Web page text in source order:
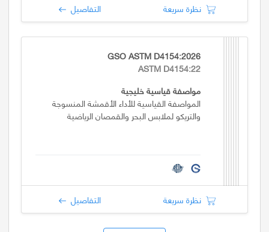
نظرة سريعة التفاصيل
GSO ASTM D4154:2026
ASTM D4154:22
مواصفة قياسية خليجية
المواصفة القياسية للأداء الأقمشة المنسوجة
والتريكو لملابس البحر والقمصان الرياضية
نظرة سريعة التفاصيل